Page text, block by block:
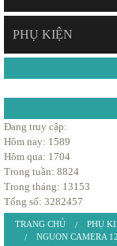
PHỤ KIỆN
Đang truy cập:
Hôm nay: 1589
Hôm qua: 1704
Trong tuần: 8824
Trong tháng: 13153
Tổng số: 3282457
TRANG CHỦ PHỤ
NGUON CAMERA